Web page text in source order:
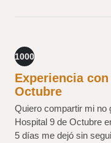
1000
Experiencia
Octubre
Quiero compartir mi no
Hospital 9 de Octubre
5 días me dejó sin